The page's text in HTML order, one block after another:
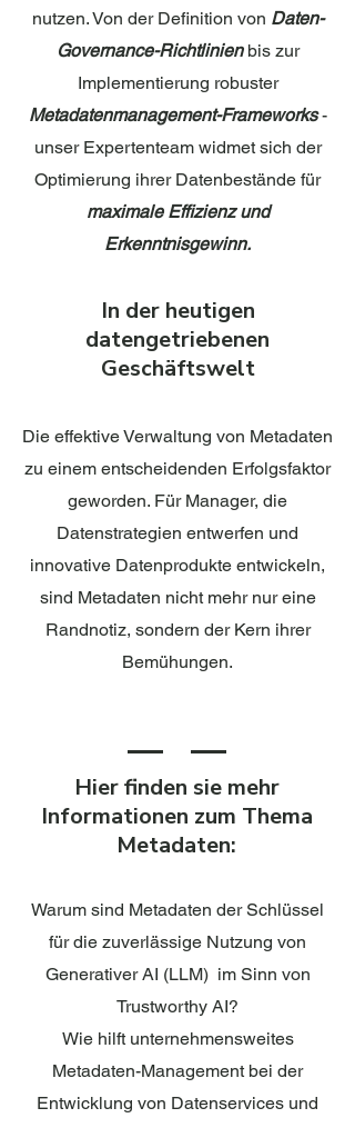
nutzen. Von der Definition von Daten-
Governance-Richtlinienbis zur
Implementierung robuster
Metadatenmanagement-Frameworks-
unser Expertenteam widmet sich der
Optimierung ihrer Datenbestände für
maximale Effizienz und
Erkenntnisgewinn.
In der heutigen
datengetriebenen
Geschäftswelt
Die effektive Verwaltung von Metadaten
zu einem entscheidenden Erfolgsfaktor
geworden. Für Manager, die
Datenstrategien entwerfen und
innovative Datenprodukte entwickeln,
sind Metadaten nicht mehr nur eine
Randnotiz, sondern der Kern ihrer
Bemühungen.
Hier finden sie mehr
Informationen zum Thema
Metadaten:
​Warum sind Metadaten der Schlüssel
für die zuverlässige Nutzung von
Generativer AI (LLM) im Sinn von
Trustworthy AI?
Wie hilft unternehmensweites
Metadaten-Management bei der
Entwicklung von Datenservices und